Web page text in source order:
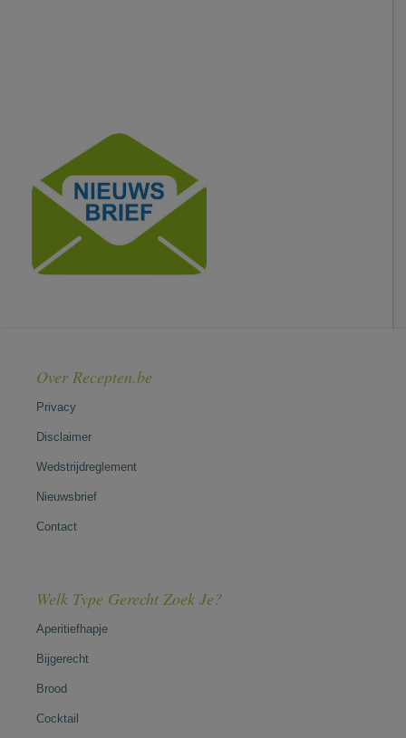
Over Recepten.be
Privacy
Disclaimer
Wedstrijdreglement
Nieuwsbrief
Contact
Welk Type Gerecht Zoek Je?
Aperitiefhapje
Bijgerecht
Brood
Cocktail